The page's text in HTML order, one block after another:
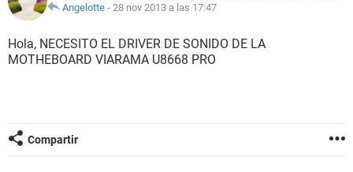
Angelotte - 28 nov 2013 a las 17:47
Hola, NECESITO EL DRIVER DE SONIDO DE LA
MOTHEBOARD VIARAMA U8668 PRO
Compartir